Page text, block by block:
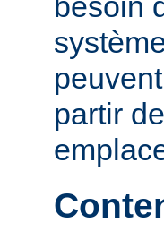
partir